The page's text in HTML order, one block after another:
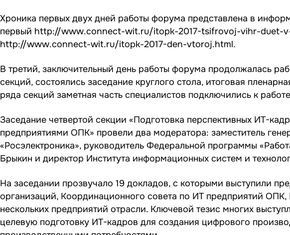
Хроника первых двух дней работы форума представлена в
первый http://www.connect-wit.ru/itopk-2017-tsifrovoj-vihr-duet-
http://www.connect-wit.ru/itopk-2017-den-vtoroj.html.
В третий, заключительный день работы форума продолжалась
секций, состоялись заседание круглого стола, итоговая
ряда секций заметная часть специалистов подключились к
Заседание четвертой секции «Подготовка перспективных ИТ-
предприятиями ОПК» провели два модератора: заместитель
«Росэлектроника», руководитель Федеральной программы
Брыкин и директор Института информационных систем и
На заседании прозвучало 19 докладов, с которыми выступили
организаций, Координационного совета по ИТ предприятий
нескольких предприятий отрасли. Ключевой тезис многих
целевую подготовку ИТ-кадров для создания цифрового